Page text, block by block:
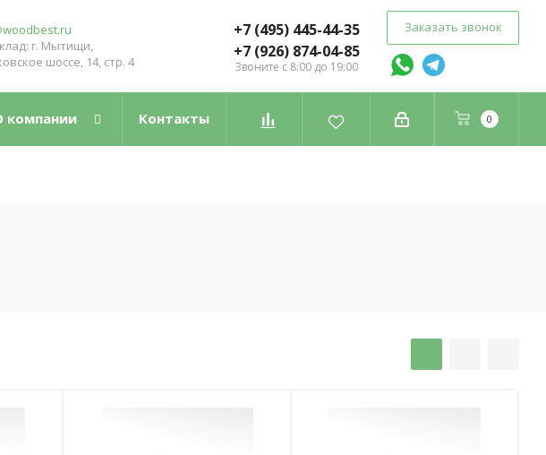
г. Мытищи,
шоссе, 14, стр. 4
+7 (495) 445-44-35
+7 (926) 874-04-85
Звоните с 8:00 до 19:00
Заказать звонок
0
компании Контакты